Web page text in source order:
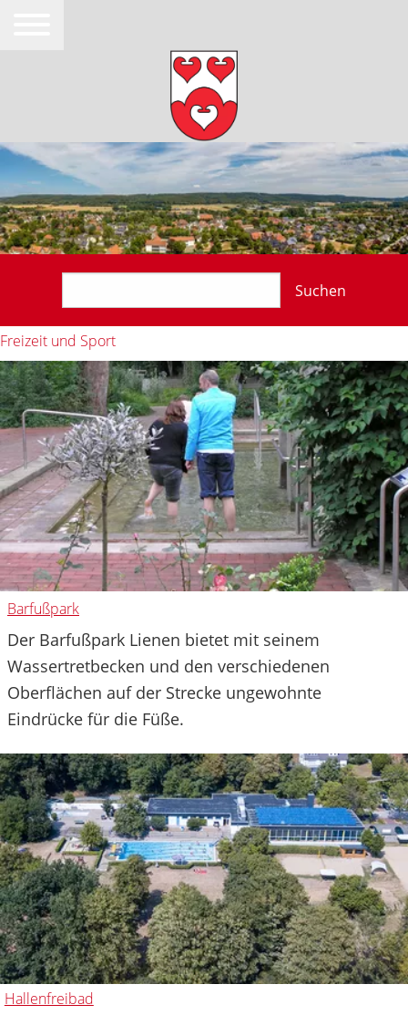
Suchen
Freizeit und Sport
Barfußpark
Der Barfußpark Lienen bietet mit seinem
Wassertretbecken und den verschiedenen
Oberflächen auf der Strecke ungewohnte
Eindrücke für die Füße.
Hallenfreibad